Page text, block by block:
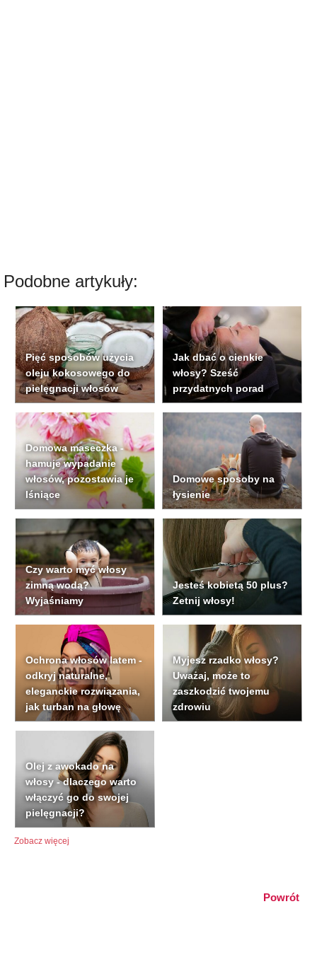
Podobne artykuły:
Pięć sposobów użycia
oleju kokosowego do
pielęgnacji włosów
Jak dbać o cienkie
włosy? Sześć
przydatnych porad
Domowa maseczka -
hamuje wypadanie
włosów, pozostawia je
lśniące
Domowe sposoby na
łysienie
Czy warto myć włosy
zimną wodą?
Wyjaśniamy
Jesteś kobietą 50 plus?
Zetnij włosy!
Ochrona włosów latem -
odkryj naturalne,
eleganckie rozwiązania,
jak turban na głowę
Myjesz rzadko włosy?
Uważaj, może to
zaszkodzić twojemu
zdrowiu
Olej z awokado na
włosy - dlaczego warto
włączyć go do swojej
pielęgnacji?
Zobacz więcej
Powrót